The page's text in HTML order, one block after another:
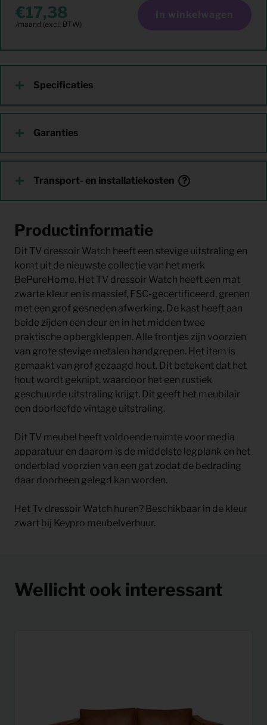
17,38 In winkelwagen
Specificaties
Garanties
Transport- en installatiekosten
Productinformatie
Dit TV dressoir Watch heeft een stevige uitstraling en
komt uit de nieuwste collectie van het merk
BePureHome. Het TV dressoir Watch heeft een mat
zwarte kleur en is massief, FSC-gecertificeerd, grenen
met een grof gesneden afwerking. De kast heeft aan
beide zijden een deur en in het midden twee
praktische opbergkleppen. Alle frontjes zijn voorzien
van grote stevige metalen handgrepen. Het item is
gemaakt van grof gezaagd hout. Dit betekent dat het
hout wordt geknipt, waardoor het een rustiek
geschuurde uitstraling krijgt. Dit geeft het meubilair
een doorleefde vintage uitstraling.
Dit TV meubel heeft voldoende ruimte voor media
apparatuur en daarom is de middelste legplank en het
onderblad voorzien van een gat zodat de bedrading
daar doorheen gelegd kan worden.
Het Tv dressoir Watch huren? Beschikbaar in de kleur
zwart bij Keypro meubelverhuur.
Wellicht ook interessant